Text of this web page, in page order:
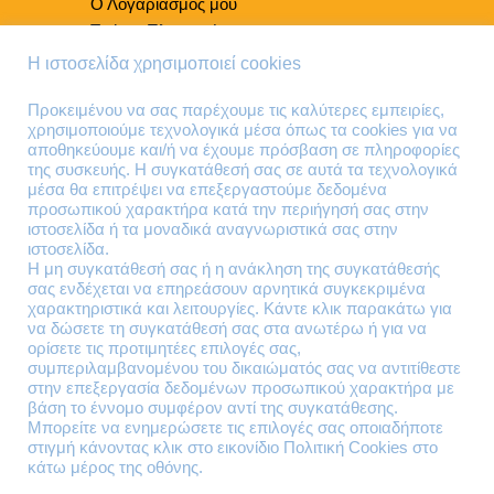
Τρόποι Πληρωμής
Τρόποι Παράδοσης
Τηλέφωνα Επικοινωνίας
210 41 13 636
210 41 13 280
Διεύθυνση
Θηβών 220
Άγιος Ιωάννης
Ρέντης
Τ.Κ. 182 33
Email
contact@lazarakis.gr
Η ιστοσελίδα χρησιμοποιεί cookies
Προκειμένου να σας παρέχουμε τις καλύτερες εμπειρίες,
χρησιμοποιούμε τεχνολογικά μέσα όπως τα cookies για να
αποθηκεύουμε και/ή να έχουμε πρόσβαση σε πληροφορίες
της συσκευής. Η συγκατάθεσή σας σε αυτά τα τεχνολογικά
μέσα θα επιτρέψει να επεξεργαστούμε δεδομένα
προσωπικού χαρακτήρα κατά την περιήγησή σας στην
ιστοσελίδα ή τα μοναδικά αναγνωριστικά σας στην
ιστοσελίδα.
Η μη συγκατάθεσή σας ή η ανάκληση της συγκατάθεσής
σας ενδέχεται να επηρεάσουν αρνητικά συγκεκριμένα
χαρακτηριστικά και λειτουργίες. Κάντε κλικ παρακάτω για
να δώσετε τη συγκατάθεσή σας στα ανωτέρω ή για να
ορίσετε τις προτιμητέες επιλογές σας,
συμπεριλαμβανομένου του δικαιώματός σας να αντιτίθεστε
στην επεξεργασία δεδομένων προσωπικού χαρακτήρα με
βάση το έννομο συμφέρον αντί της συγκατάθεσης.
Μπορείτε να ενημερώσετε τις επιλογές σας οποιαδήποτε
στιγμή κάνοντας κλικ στο εικονίδιο Πολιτική Cookies στο
κάτω μέρος της οθόνης.